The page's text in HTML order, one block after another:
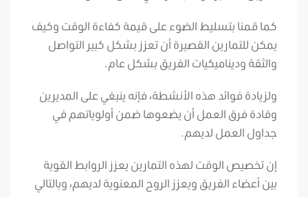
كما قمنا بتسليط الضوء على قيمة كفاءة الوقت وكيف
يمكن للتمارين القصيرة أن تعزز بشكل كبير التواصل
والثقة وديناميكيات الفريق بشكل عام.
ولزيادة فوائد هذه الأنشطة، فإنه ينبغي على المديرين
وقادة فرق العمل أن يضعوها ضمن أولوياتهم في
جداول العمل لديهم.
إن تخصيص الوقت لهذه التمارين يعزز الروابط القوية
بين أعضاء الفريق ويعزز الروح المعنوية لديهم، وبالتالي